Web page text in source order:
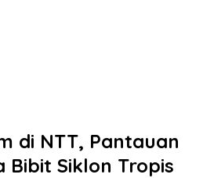
di NTT, Pantauan
Bibit Siklon Tropis